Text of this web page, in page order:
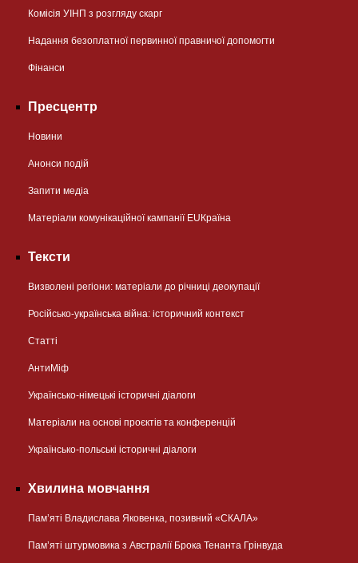
Комісія УІНП з розгляду скарг
Надання безоплатної первинної правничої допомогти
Фінанси
Пресцентр
Новини
Анонси подій
Запити медіа
Матеріали комунікаційної кампанії EUКраїна
Тексти
Визволені регіони: матеріали до річниці деокупації
Російсько-українська війна: історичний контекст
Статті
АнтиМіф
Українсько-німецькі історичні діалоги
Матеріали на основі проєктів та конференцій
Українсько-польські історичні діалоги
Хвилина мовчання
Пам’яті Владислава Яковенка, позивний «СКАЛА»
Пам’яті штурмовика з Австралії Брока Тенанта Грінвуда